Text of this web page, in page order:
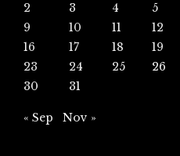
2
3 4 5
9
10 11 12
16
17 18 19
23
24 25 26
30
31
« Sep Nov »